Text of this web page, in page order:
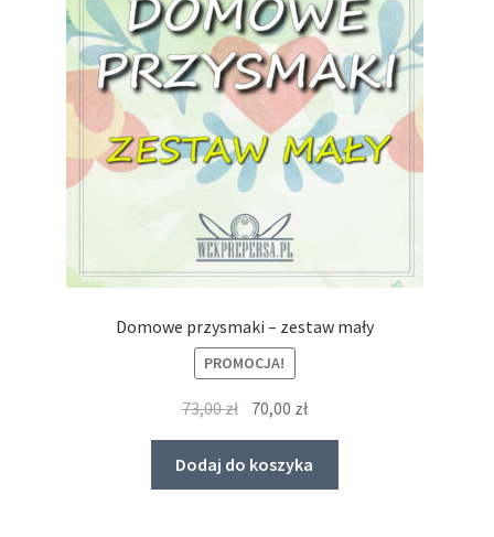
Domowe przysmaki – zestaw mały
PROMOCJA!
73,00zł Pierwotna
cena
wynosiła:
73,00 zł.
70,00 złAktualna
cena
wynosi:
70,00 zł.
Dodaj do koszyka